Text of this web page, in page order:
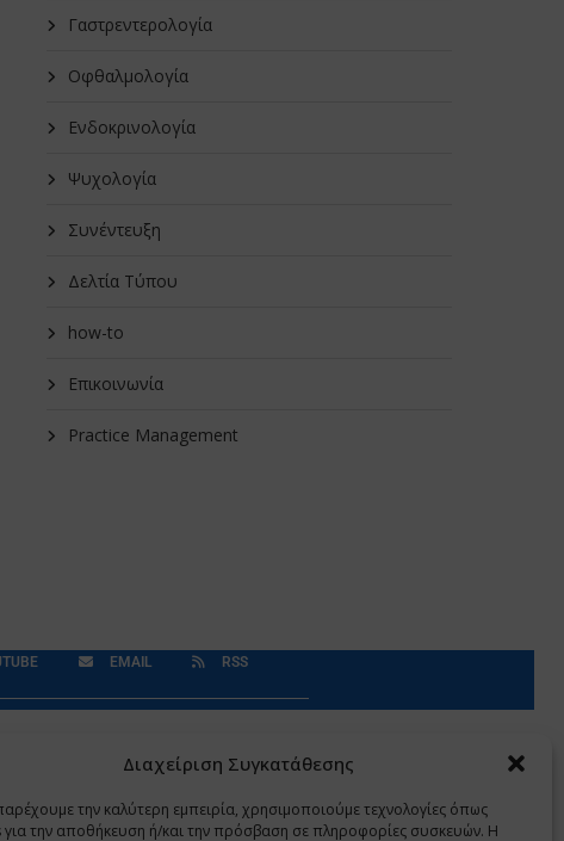
Διαχείριση Συγκατάθεσης
την καλύτερη εμπειρία, χρησιμοποιούμε τεχνολογίες όπως
για την αποθήκευση ή/και την πρόσβαση σε πληροφορίες συσκευών. Η
Γαστρεντερολογία
Οφθαλμολογία
Ενδοκρινολογία
Ψυχολογία
Συνέντευξη
Δελτία Τύπου
how-to
Επικοινωνία
Practice Management
EMAIL RSS